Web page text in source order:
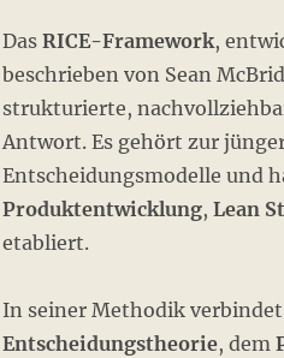
Das RICE-Framework,
beschrieben von Sean
strukturierte,
Antwort. Es gehört zur
Entscheidungsmodelle und
Produktentwicklung, Lean
etabliert.
In seiner Methodik
Entscheidungstheorie, dem